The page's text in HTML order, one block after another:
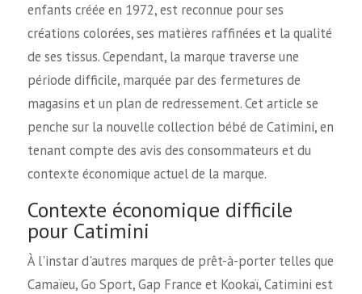
enfants créée en 1972, est reconnue pour ses
créations colorées, ses matières raffinées et la qualité
de ses tissus. Cependant, la marque traverse une
période difficile, marquée par des fermetures de
magasins et un plan de redressement. Cet article se
penche sur la nouvelle collection bébé de Catimini, en
tenant compte des avis des consommateurs et du
contexte économique actuel de la marque.
Contexte économique difficile
pour Catimini
À l'instar d'autres marques de prêt-à-porter telles que
Camaïeu, Go Sport, Gap France et Kookaï, Catimini est